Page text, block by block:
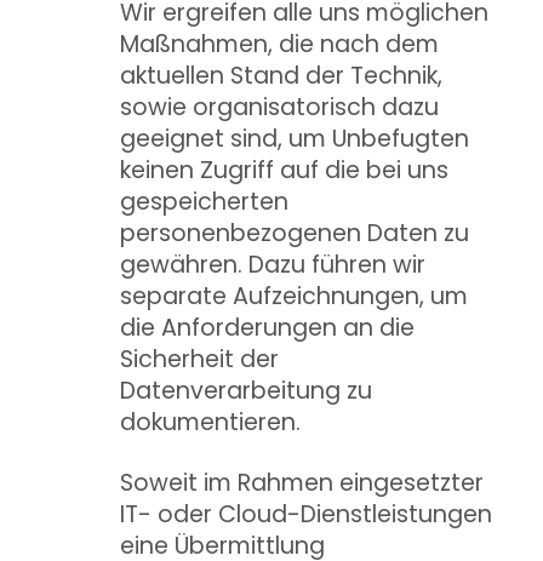
Wir ergreifen alle uns möglichen
Maßnahmen, die nach dem
aktuellen Stand der Technik,
sowie organisatorisch dazu
geeignet sind, um Unbefugten
keinen Zugriff auf die bei uns
gespeicherten
personenbezogenen Daten zu
gewähren. Dazu führen wir
separate Aufzeichnungen, um
die Anforderungen an die
Sicherheit der
Datenverarbeitung zu
dokumentieren.
Soweit im Rahmen eingesetzter
IT- oder Cloud-Dienstleistungen
eine Übermittlung